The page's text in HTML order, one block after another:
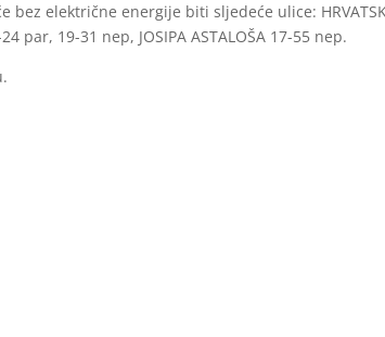
električne energije biti sljedeće ulice:
par, 19-31 nep, JOSIPA ASTALOŠA 17-55 nep.